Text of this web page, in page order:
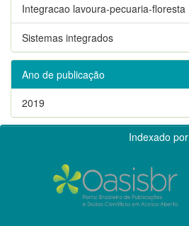
Integracao lavoura-pecuaria-floresta
Sistemas integrados
Ano de publicação
2019
Indexado por